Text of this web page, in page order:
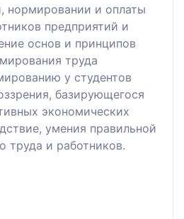
нормировании и оплаты
предприятий и
основ и принципов
труда
у студентов
базирующегося
экономических
умения правильной
труда и работников.